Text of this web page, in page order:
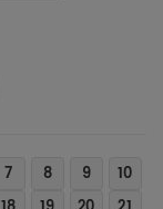
7 8 9
10